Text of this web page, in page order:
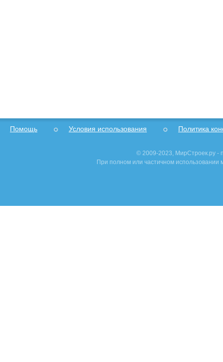
Помощь Условия использования Политика
© 2009-2023, МирСтроек.ру -
При полном или частичном использовании